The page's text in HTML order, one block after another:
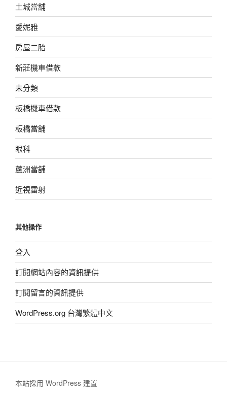
土城當舖
愛妮雅
房屋二胎
新莊機車借款
未分類
板橋機車借款
板橋當舖
眼科
蘆洲當舖
近視雷射
其他操作
登入
訂閱網站內容的資訊提供
訂閱留言的資訊提供
WordPress.org 台灣繁體中文
本站採用 WordPress 建置